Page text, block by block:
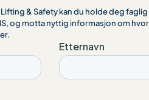
& Safety kan du holde deg
og motta nyttig informasjon om